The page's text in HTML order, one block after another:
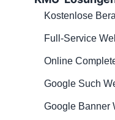
Kostenlose
Full-Service
Online
Google Such
Google Banner